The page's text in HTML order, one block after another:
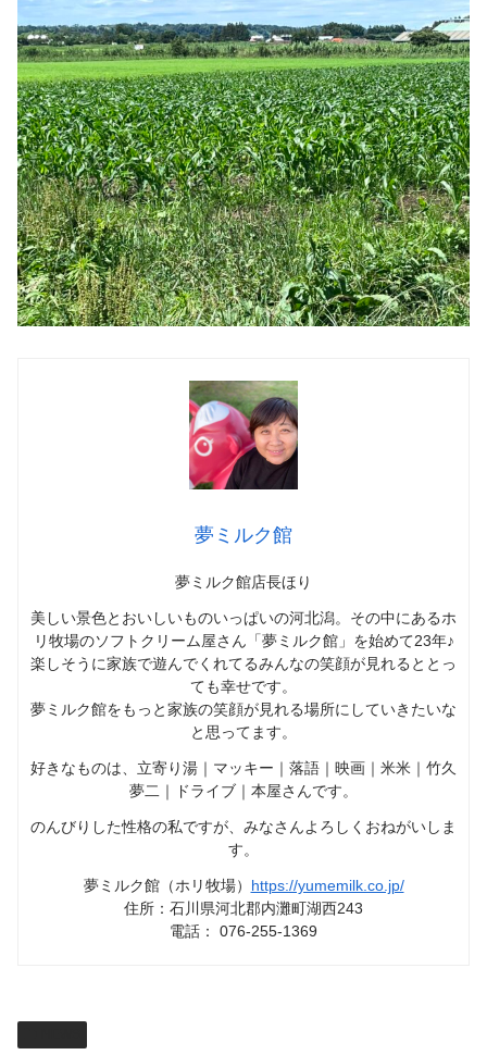
夢ミルク館
夢ミルク館店長ほり
美しい景色とおいしいものいっぱいの河北潟。その中にあるホ
リ牧場のソフトクリーム屋さん「夢ミルク館」を始めて23年♪
楽しそうに家族で遊んでくれてるみんなの笑顔が見れるととっ
ても幸せです。
夢ミルク館をもっと家族の笑顔が見れる場所にしていきたいな
と思ってます。
好きなものは、立寄り湯｜マッキー｜落語｜映画｜米米｜竹久
夢二｜ドライブ｜本屋さんです。
のんびりした性格の私ですが、みなさんよろしくおねがいしま
す。
夢ミルク館（ホリ牧場） https://yumemilk.co.jp/
住所：石川県河北郡内灘町湖西243
電話： 076-255-1369